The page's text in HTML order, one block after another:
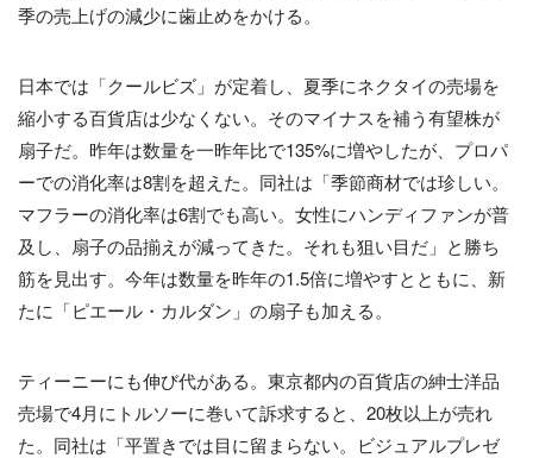
季の売上げの減少に歯止めをかける。
日本では「クールビズ」が定着し、夏季にネクタイの売場を
縮小する百貨店は少なくない。そのマイナスを補う有望株が
扇子だ。昨年は数量を一昨年比で135%に増やしたが、プロパ
ーでの消化率は8割を超えた。同社は「季節商材では珍しい。
マフラーの消化率は6割でも高い。女性にハンディファンが普
及し、扇子の品揃えが減ってきた。それも狙い目だ」と勝ち
筋を見出す。今年は数量を昨年の1.5倍に増やすとともに、新
たに「ピエール・カルダン」の扇子も加える。
ティーニーにも伸び代がある。東京都内の百貨店の紳士洋品
売場で4月にトルソーに巻いて訴求すると、20枚以上が売れ
た。同社は「平置きでは目に留まらない。ビジュアルプレゼ